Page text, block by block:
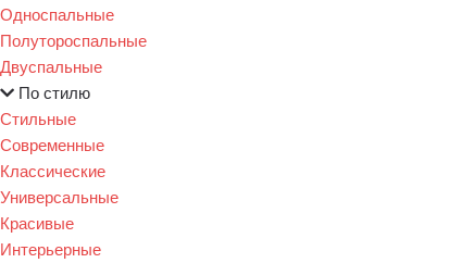
Односпальные
Полутороспальные
Двуспальные
По стилю
Стильные
Современные
Классические
Универсальные
Красивые
Интерьерные